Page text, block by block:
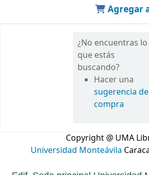
Agregar
¿No encuentras lo
que estás
buscando?
Hacer una
sugerencia de
compra
Copyright @ UMA
Universidad Monteávila